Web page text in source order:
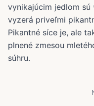
vynikajúcim jedlom sú
vyzerá priveľmi
Pikantné síce je, ale
plnené zmesou
súhru.